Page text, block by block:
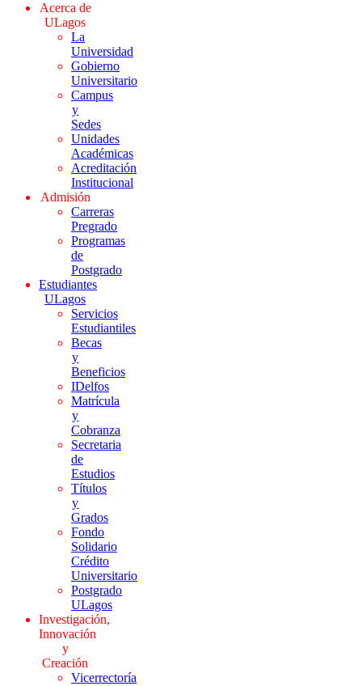
Acerca de
ULagos
La
Universidad
Gobierno
Universitario
Campus
y
Sedes
Unidades
Académicas
Acreditación
Institucional
Admisión
Carreras
Pregrado
Programas
de
Postgrado
Estudiantes
ULagos
Servicios
Estudiantiles
Becas
y
Beneficios
IDelfos
Matrícula
y
Cobranza
Secretaria
de
Estudios
Títulos
y
Grados
Fondo
Solidario
Crédito
Universitario
Postgrado
ULagos
Investigación,
Innovación
y
Creación
Vicerrectoría